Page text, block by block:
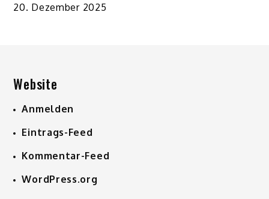
20. Dezember 2025
Website
Anmelden
Eintrags-Feed
Kommentar-Feed
WordPress.org